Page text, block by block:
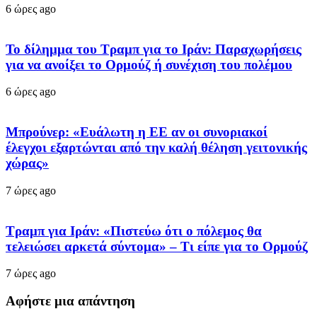
6 ώρες ago
Το δίλημμα του Τραμπ για το Ιράν: Παραχωρήσεις
για να ανοίξει το Ορμούζ ή συνέχιση του πολέμου
6 ώρες ago
Μπρούνερ: «Ευάλωτη η ΕΕ αν οι συνοριακοί
έλεγχοι εξαρτώνται από την καλή θέληση γειτονικής
χώρας»
7 ώρες ago
Τραμπ για Ιράν: «Πιστεύω ότι ο πόλεμος θα
τελειώσει αρκετά σύντομα» – Τι είπε για το Ορμούζ
7 ώρες ago
Αφήστε μια απάντηση